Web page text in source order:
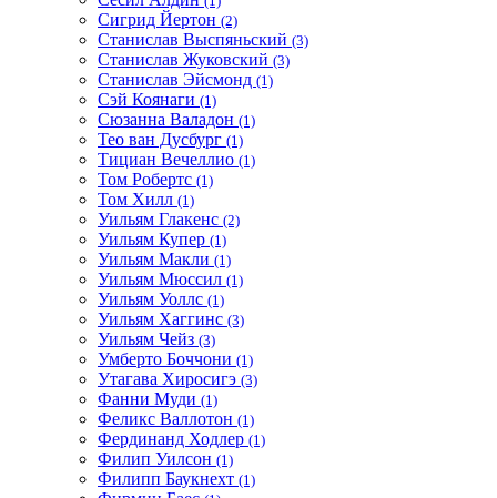
Сигрид Йертон (2)
Станислав Выспяньский (3)
Станислав Жуковский (3)
Станислав Эйсмонд (1)
Сэй Коянаги (1)
Сюзанна Валадон (1)
Тео ван Дусбург (1)
Тициан Вечеллио (1)
Том Робертс (1)
Том Хилл (1)
Уильям Глакенс (2)
Уильям Купер (1)
Уильям Макли (1)
Уильям Мюссил (1)
Уильям Уоллс (1)
Уильям Хаггинс (3)
Уильям Чейз (3)
Умберто Боччони (1)
Утагава Хиросигэ (3)
Фанни Муди (1)
Феликс Валлотон (1)
Фердинанд Ходлер (1)
Филип Уилсон (1)
Филипп Баукнехт (1)